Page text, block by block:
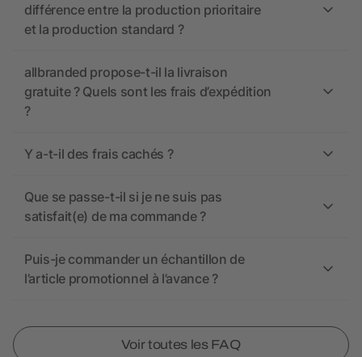
différence entre la production prioritaire
et la production standard ?
allbranded propose-t-il la livraison
gratuite ? Quels sont les frais d’expédition
?
Y a-t-il des frais cachés ?
Que se passe-t-il si je ne suis pas
satisfait(e) de ma commande ?
Puis-je commander un échantillon de
l’article promotionnel à l’avance ?
Voir toutes les FAQ